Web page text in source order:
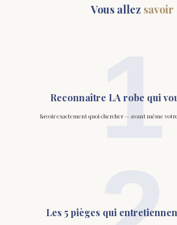
Vous allez savoir
Reconnaître LA robe qui
Savoir exactement quoi chercher — avant même
1
Les 5 pièges qui